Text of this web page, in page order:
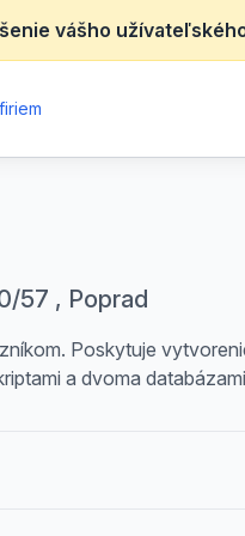
vášho
57 , Poprad
Poskytuje
a dvoma